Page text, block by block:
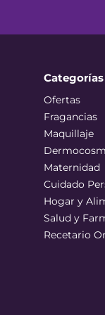
Categorías
Ofertas
Fragancias
Maquillaje
Maternidad
Cuidado
Hogar y
Salud y
Recetario